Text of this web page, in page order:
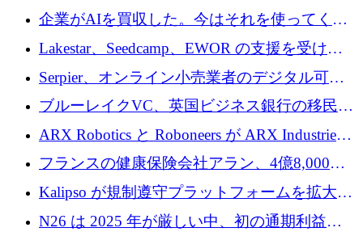
追いつきつつある」
企業がAIを買収した。今はそれを使ってくれ
る人々が必要です
Lakestar、Seedcamp、EWOR の支援を受け、
SE3 が自律システム用の空間 AI プラットフォ
ームを発表
Serpier、オンライン小売業者のデジタル可視
性向上を支援するために 140 万ユーロを調達
ブルーレイクVC、英国ビジネス銀行の移民主
導スタートアップ支援で初のファンド獲得に
ARX Robotics と Roboneers が ARX Industries
を設立し、無人地上車両の生産を拡大
フランスの健康保険会社アラン、4億8,000万
ユーロの資金調達ラウンドで合意
Kalipso が規制遵守プラットフォームを拡大す
るために 320 万ドルを調達
N26 は 2025 年が厳しい中、初の通期利益を